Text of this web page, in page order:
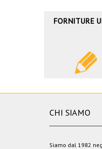
FORNITURE
CHI SIAMO
Siamo dal 1982